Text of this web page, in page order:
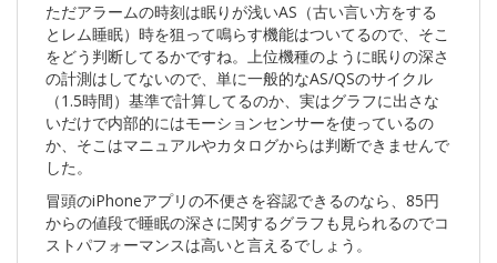
ただアラームの時刻は眠りが浅いAS（古い言い方をする
とレム睡眠）時を狙って鳴らす機能はついてるので、そこ
をどう判断してるかですね。上位機種のように眠りの深さ
の計測はしてないので、単に一般的なAS/QSのサイクル
（1.5時間）基準で計算してるのか、実はグラフに出さな
いだけで内部的にはモーションセンサーを使っているの
か、そこはマニュアルやカタログからは判断できませんで
した。
冒頭のiPhoneアプリの不便さを容認できるのなら、85円
からの値段で睡眠の深さに関するグラフも見られるのでコ
ストパフォーマンスは高いと言えるでしょう。